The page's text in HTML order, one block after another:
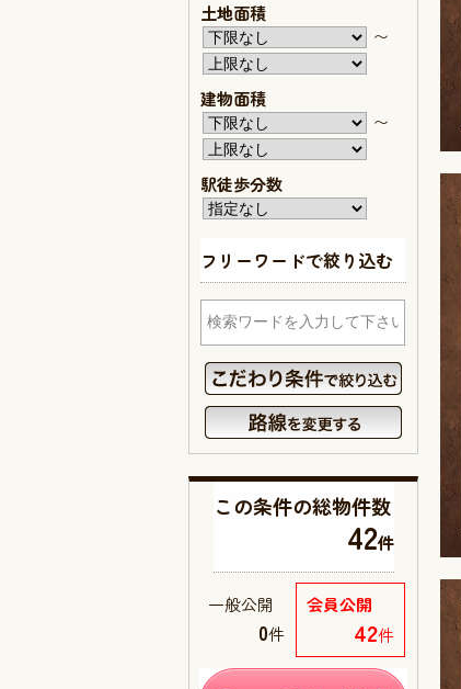
土地面積
〜
建物面積
〜
駅徒歩分数
フリーワードで絞り込む
この条件の総物件数
42件
会員公開
42件
一般公開
0件